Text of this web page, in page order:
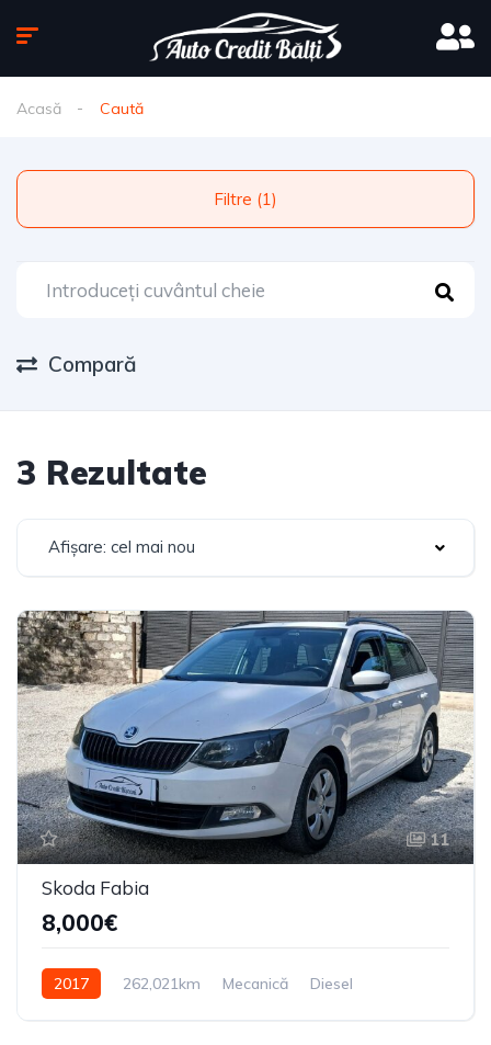
Acasă Caută
Filtre (1)
Compară
3 Rezultate
Afișare: cel mai nou
11
Skoda Fabia
8,000€
2017 262,021km Mecanică
Diesel